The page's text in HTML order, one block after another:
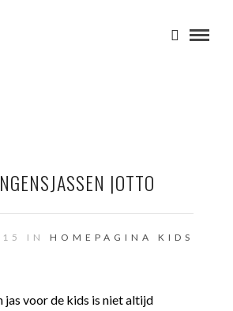
|OTTO
IN HOMEPAGINA KIDS
jas voor de kids is niet altijd